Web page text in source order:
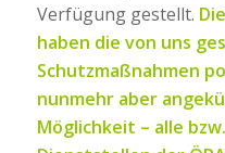
Verfügung gestellt.
haben die von uns
Schutzmaßnahmen
nunmehr aber
Möglichkeit – alle